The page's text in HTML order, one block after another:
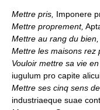
Mettre pris, Imponere
Mettre proprement,
Mettre au rang du bien,
Mettre les maisons rez
Vouloir mettre sa vie
iugulum pro capite
Mettre ses cinq sens
industriaeque suae